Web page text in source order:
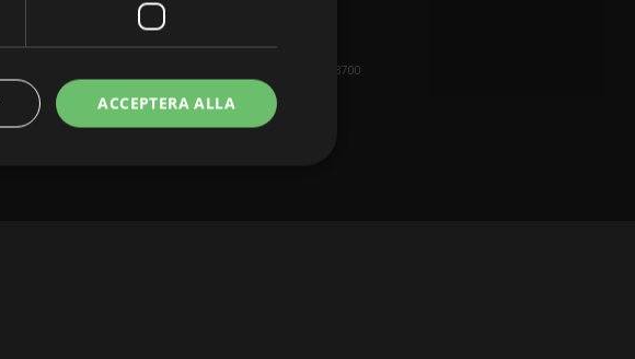
Barcelona
Spanien
P: +34 971 781 990
Los Angeles
P: +1 213 221 3700
FIRMA
ACCEPTERA ALLA